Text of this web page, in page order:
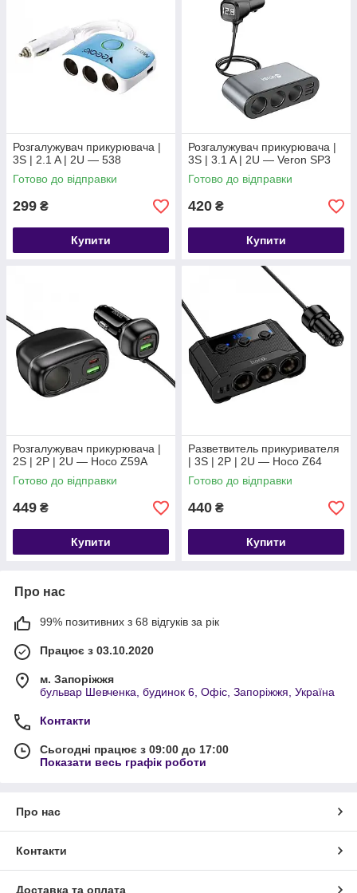
Розгалужувач прикурювача |
3S | 2.1 A | 2U — 538
Готово до відправки
299 ₴
Купити
Розгалужувач прикурювача |
3S | 3.1 A | 2U — Veron SP3
Готово до відправки
420 ₴
Купити
Розгалужувач прикурювача |
2S | 2P | 2U — Hoco Z59A
Готово до відправки
449 ₴
Купити
Разветвитель прикуривателя
| 3S | 2P | 2U — Hoco Z64
Готово до відправки
440 ₴
Купити
Про нас
99% позитивних з 68 відгуків за рік
Працює з 03.10.2020
м. Запоріжжя
бульвар Шевченка, будинок 6, Офіс, Запоріжжя, Україна
Контакти
Сьогодні працює з 09:00 до 17:00
Показати весь графік роботи
Про нас
Контакти
Доставка та оплата